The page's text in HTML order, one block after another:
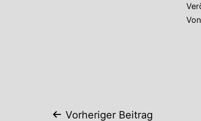
Von
Vorheriger Beitrag